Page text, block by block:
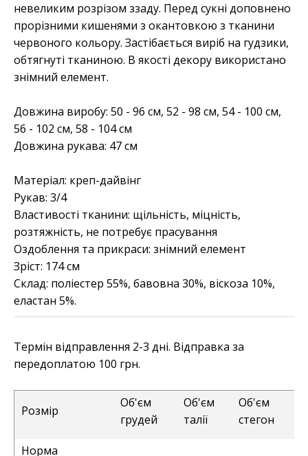
невеликим розрізом ззаду. Перед сукні доповнено
прорізними кишенями з окантовкою з тканини
червоного кольору. Застібається виріб на гудзики,
обтягнуті тканиною. В якості декору використано
знімний елемент.
Довжина виробу: 50 - 96 см, 52 - 98 см, 54 - 100 см,
56 - 102 см, 58 - 104 см
Довжина рукава: 47 см
Матеріал: креп-дайвінг
Рукав: 3/4
Властивості тканини: щільність, міцність,
розтяжність, не потребує прасування
Оздоблення та прикраси: знімний елемент
Зріст: 174 см
Склад: поліестер 55%, бавовна 30%, віскоза 10%,
еластан 5%.
Термін відправлення 2-3 дні. Відправка за
передоплатою 100 грн.
Розмір
Об'єм
грудей
Об'єм
талії
Об'єм
стегон
Норма